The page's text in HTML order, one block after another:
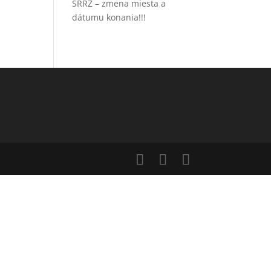
SRRZ – zmena miesta a
dátumu konania!!!